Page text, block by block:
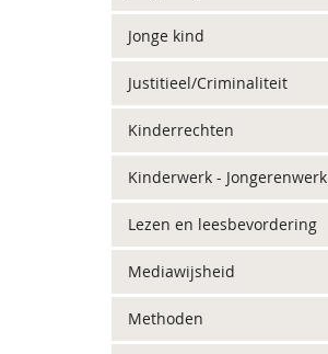
Jonge kind
Justitieel/Criminaliteit
Kinderrechten
Kinderwerk - Jongerenwerk
Lezen en leesbevordering
Mediawijsheid
Methoden